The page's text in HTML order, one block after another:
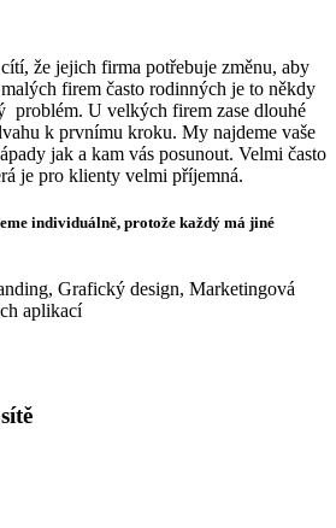
že jejich firma potřebuje změnu, aby
firem často rodinných je to někdy
problém. U velkých firem zase dlouhé
k prvnímu kroku. My najdeme vaše
jak a kam vás posunout. Velmi často
je pro klienty velmi příjemná.
individuálně, protože každý má jiné
, Grafický design, Marketingová
aplikací